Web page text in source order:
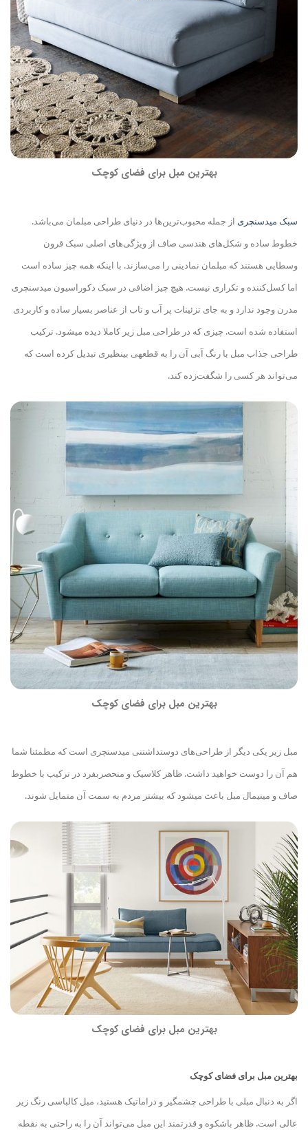
بهترین مبل برای فضای کوچک
سبک میدسنچری از جمله محبوب‌ترین‌ها در دنیای طراحی مبلمان می‌باشد.
خطوط ساده و شکل‌های هندسی صاف از ویژگیهای اصلی سبک قرون
وسطایی هستند که مبلمان نمادینی را می‌سازند. با اینکه همه چیز ساده است
اما کسل‌کننده و تکراری نیست. هیچ چیز اضافی در سبک دکوراسیون میدسنچری
مدرن وجود ندارد و به جای تزئینات پر آب و تاب از عناصر بسیار ساده و کاربردی
استفاده شده است. چیزی که در طراحی مبل زیر کاملا دیده میشود. ترکیب
طراحی جذاب مبل با رنگ آبی آن را به قطعهی بینظیری تبدیل کرده است که
می‌تواند هر کسی را شگفت‌زده کند.
بهترین مبل برای فضای کوچک
مبل زیر یکی دیگر از طراحی‌های دوستداشتنی میدسنچری است که مطمئنا شما
هم آن را دوست‌ خواهید داشت. ظاهر کلاسیک و منحصربفرد در ترکیب با خطوط
صاف و مینیمال مبل باعث میشود که بیشتر مردم به سمت آن متمایل شوند.
بهترین مبل برای فضای کوچک
بهترین مبل برای فضای کوچک
اگر به دنبال مبلی با طراحی چشمگیر و دراماتیک هستید، مبل کالباسی رنگ زیر
عالی است. ظاهر باشکوه و قدرتمند این مبل می‌تواند آن را به راحتی به نقطه